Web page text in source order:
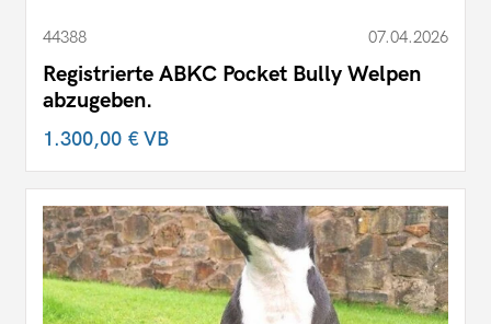
44388 07.04.2026
Registrierte ABKC Pocket Bully Welpen
abzugeben.
1.300,00 €VB